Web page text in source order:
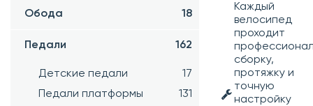
Обода 18
Педали 162
Детские педали
17
Педали платформы
131
Каждый
велосипед
проходит
сборку,
протяжку и
точную
настройку